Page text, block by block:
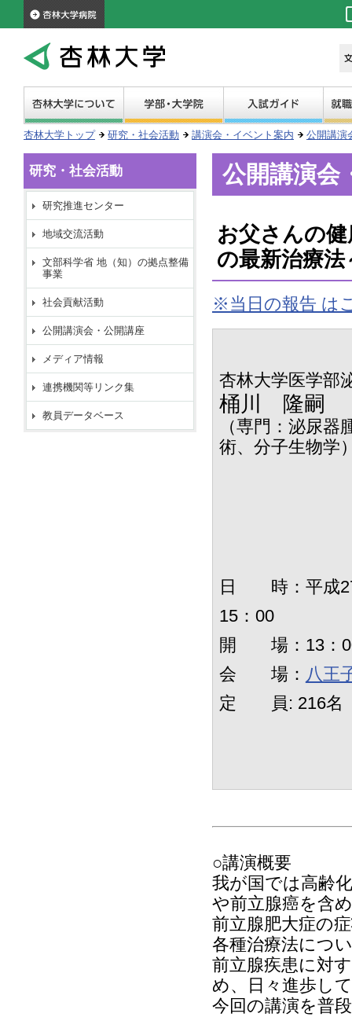
杏林大学トップ 研究・社会活動 講演会・イベント案内 公開講演
公開講演会
お父さんの
の最新治療法
※当日の報告 は
杏林大学医学部
桶川 隆嗣
（専門：泌尿
術、分子生物学
日 時：平成27
15：00
開 場：13：
会 場： 八王
定 員: 216名
○講演概要
我が国では高齢
や前立腺癌を含
前立腺肥大症の
各種治療法につ
前立腺疾患に対
め、日々進歩し
今回の講演を普
研究・社会活動
研究推進センター
地域交流活動
文部科学省 地（知）の拠点整備
事業
社会貢献活動
公開講演会・公開講座
メディア情報
連携機関等リンク集
教員データベース